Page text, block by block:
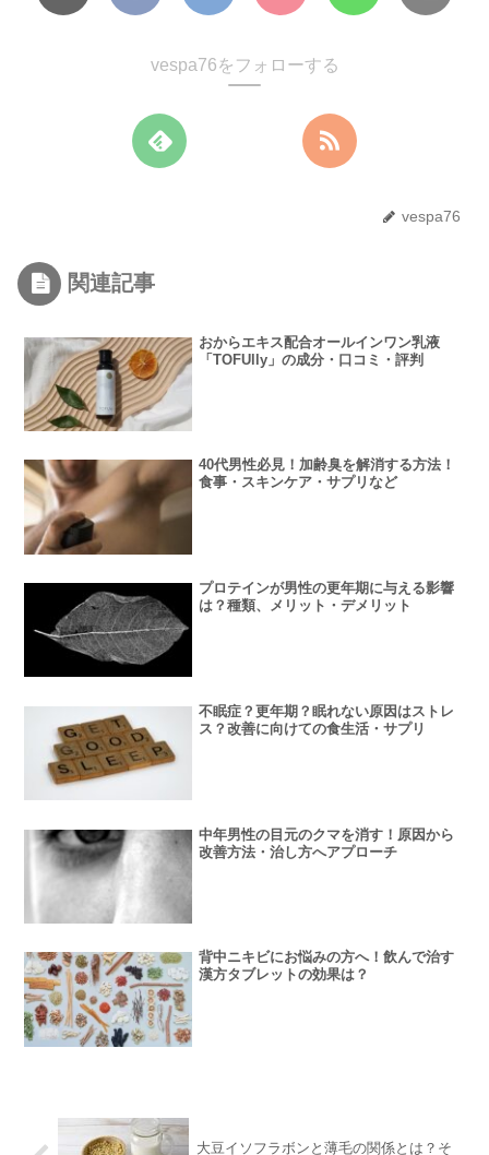
vespa76をフォローする
vespa76
関連記事
おからエキス配合オールインワン乳液
「TOFUlly」の成分・口コミ・評判
40代男性必見！加齢臭を解消する方法！
食事・スキンケア・サプリなど
プロテインが男性の更年期に与える影響
は？種類、メリット・デメリット
不眠症？更年期？眠れない原因はストレ
ス？改善に向けての食生活・サプリ
中年男性の目元のクマを消す！原因から
改善方法・治し方へアプローチ
背中ニキビにお悩みの方へ！飲んで治す
漢方タブレットの効果は？
大豆イソフラボンと薄毛の関係とは？そ